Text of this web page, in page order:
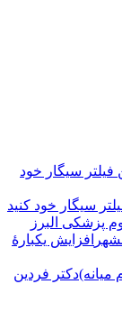
سیگار خود کنید
پزشکی البرز
افزایش یکبارۀ
دكتر فردين